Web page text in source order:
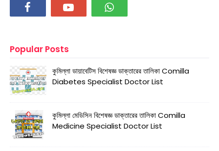
Popular Posts
কুমিল্লা ডায়াবেটিস বিশেষজ্ঞ ডাক্তারের তালিকা Comilla
Diabetes Specialist Doctor List
কুমিল্লা মেডিসিন বিশেষজ্ঞ ডাক্তারের তালিকা Comilla
Medicine Specialist Doctor List